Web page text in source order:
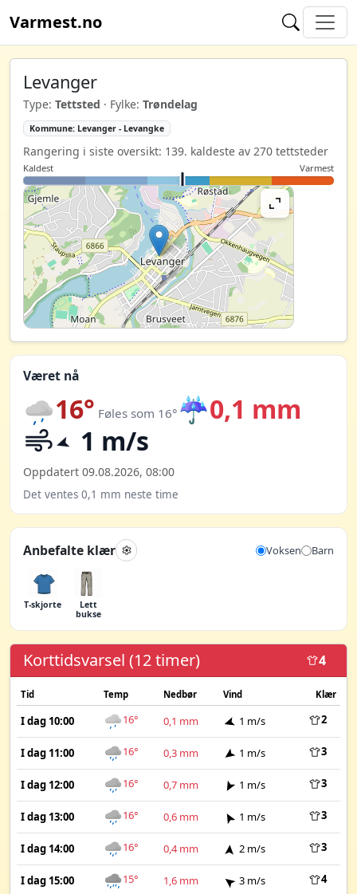
Varmest.no
Levanger
Type: Tettsted · Fylke: Trøndelag
Kommune: Levanger - Levangke
Rangering i siste oversikt: 139. kaldeste av 270 tettsteder
Kaldest Varmest
Været nå
16° Føles som 16° ☔0,1 mm
1 m/s
Oppdatert 09.08.2026, 08:00
Det ventes 0,1 mm neste time
Anbefalte klær Voksen Barn
T-skjorte
Lett
bukse
Korttidsvarsel (12 timer) 4
Tid Temp Nedbør Vind Klær
I dag 10:00 16° 0,1 mm 1 m/s 2
I dag 11:00 16° 0,3 mm 1 m/s 3
I dag 12:00 16° 0,7 mm 1 m/s 3
I dag 13:00 16° 0,6 mm 1 m/s 3
I dag 14:00 16° 0,4 mm 2 m/s 3
I dag 15:00 15° 1,6 mm 3 m/s 4